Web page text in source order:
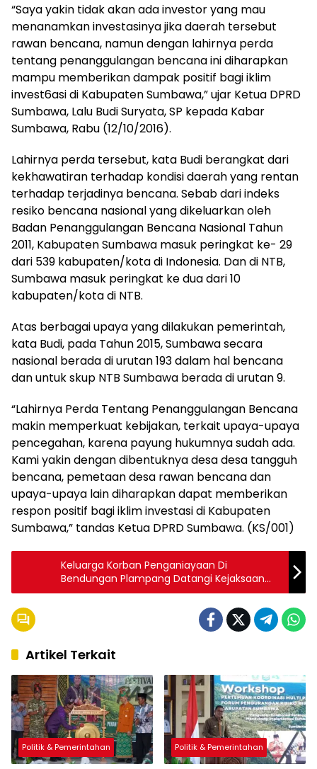
“Saya yakin tidak akan ada investor yang mau
menanamkan investasinya jika daerah tersebut
rawan bencana, namun dengan lahirnya perda
tentang penanggulangan bencana ini diharapkan
mampu memberikan dampak positif bagi iklim
invest6asi di Kabupaten Sumbawa,” ujar Ketua DPRD
Sumbawa, Lalu Budi Suryata, SP kepada Kabar
Sumbawa, Rabu (12/10/2016).
Lahirnya perda tersebut, kata Budi berangkat dari
kekhawatiran terhadap kondisi daerah yang rentan
terhadap terjadinya bencana. Sebab dari indeks
resiko bencana nasional yang dikeluarkan oleh
Badan Penanggulangan Bencana Nasional Tahun
2011, Kabupaten Sumbawa masuk peringkat ke- 29
dari 539 kabupaten/kota di Indonesia. Dan di NTB,
Sumbawa masuk peringkat ke dua dari 10
kabupaten/kota di NTB.
Atas berbagai upaya yang dilakukan pemerintah,
kata Budi, pada Tahun 2015, Sumbawa secara
nasional berada di urutan 193 dalam hal bencana
dan untuk skup NTB Sumbawa berada di urutan 9.
“Lahirnya Perda Tentang Penanggulangan Bencana
makin memperkuat kebijakan, terkait upaya-upaya
pencegahan, karena payung hukumnya sudah ada.
Kami yakin dengan dibentuknya desa desa tangguh
bencana, pemetaan desa rawan bencana dan
upaya-upaya lain diharapkan dapat memberikan
respon positif bagi iklim investasi di Kabupaten
Sumbawa,” tandas Ketua DPRD Sumbawa. (KS/001)
Keluarga Korban Penganiayaan Di
Bendungan Plampang Datangi Kejaksaan
Minta Keadilan
Artikel Terkait
Politik & Pemerintahan Politik & Pemerintahan